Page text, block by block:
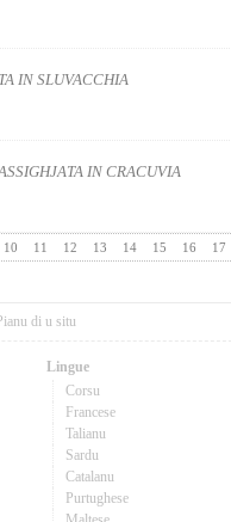
IN SLUVACCHIA
IN CRACUVIA
10 11 12 13 14 15 16 17
Pianu di u situ
Lingue
Corsu
Francese
Talianu
Sardu
Catalanu
Purtughese